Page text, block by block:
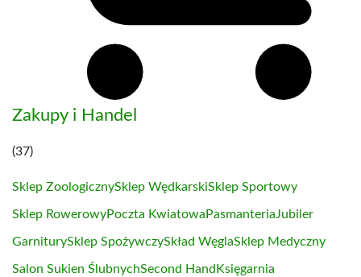
Zakupy i Handel
(37)
Sklep ZoologicznySklep WędkarskiSklep Sportowy
Sklep RowerowyPoczta Kwiatowa PasmanteriaJubiler
GarniturySklep SpożywczySkład WęglaSklep Medyczny
Salon Sukien ŚlubnychSecond Hand Księgarnia